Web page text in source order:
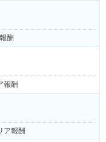
酬
報酬
ア報酬